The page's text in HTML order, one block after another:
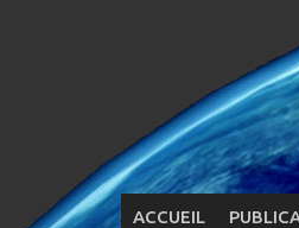
ACCUEIL